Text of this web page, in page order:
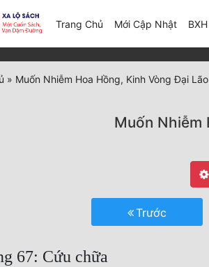
Trang Chủ Mới Cập Nhật BXH
» Muốn Nhiễm Hoa Hồng, Kinh Vòng Đại
Muốn Nhiễm
Trước
67: Cứu chữa